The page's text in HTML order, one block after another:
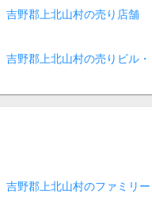
吉野郡上北山村の売り店舗
吉野郡上北山村の売りビル
吉野郡上北山村のファミリ